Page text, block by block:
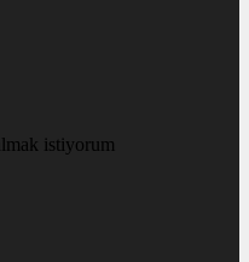
istiyorum